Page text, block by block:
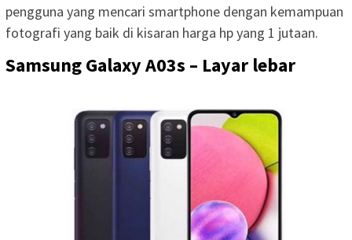
pengguna yang mencari smartphone dengan kemampuan
fotografi yang baik di kisaran harga hp yang 1 jutaan.
Samsung Galaxy A03s – Layar lebar